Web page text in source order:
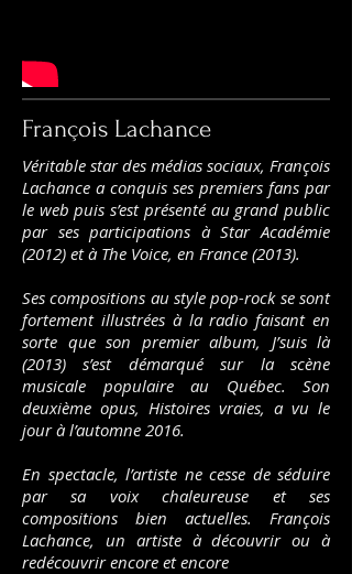
François Lachance
Véritable star des médias sociaux, François
Lachance a conquis ses premiers fans par
le web puis s’est présenté au grand public
par ses participations à Star Académie
(2012) et à The Voice, en France (2013).
Ses compositions au style pop-rock se sont
fortement illustrées à la radio faisant en
sorte que son premier album, J’suis là
(2013) s’est démarqué sur la scène
musicale populaire au Québec. Son
deuxième opus, Histoires vraies, a vu le
jour à l’automne 2016.
En spectacle, l’artiste ne cesse de séduire
par sa voix chaleureuse et ses
compositions bien actuelles. François
Lachance, un artiste à découvrir ou à
redécouvrir encore et encore